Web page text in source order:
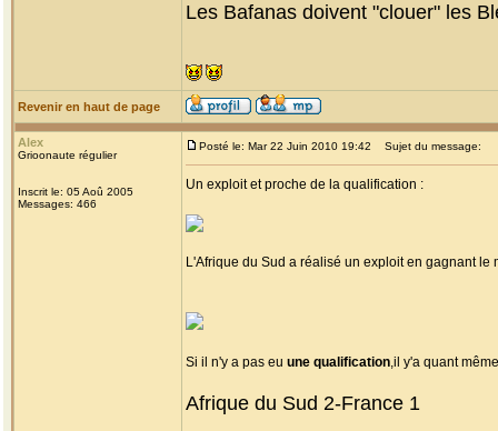
Les Bafanas doivent "clouer" les
Revenir en haut de page
Alex
Grioonaute régulier
Inscrit le: 05 Aoû 2005
Messages: 466
Posté le: Mar 22 Juin 2010 19:42 Sujet du message:
Un exploit et proche de la qualification :
L'Afrique du Sud a réalisé un exploit en gagnant
Si il n'y a pas eu une qualification,il y'a quant
Afrique du Sud 2-France 1